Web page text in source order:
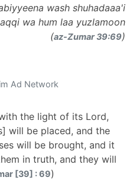
wash shuhadaaa'i
wa hum laa yuzlamoon
(az-Zumar 39:69)
Ad Network
the light of its Lord,
will be placed, and the
will be brought, and it
in truth, and they will
[39] : 69)